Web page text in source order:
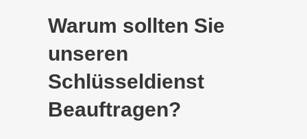
Warum sollten Sie
unseren
Schlüsseldienst
Beauftragen?